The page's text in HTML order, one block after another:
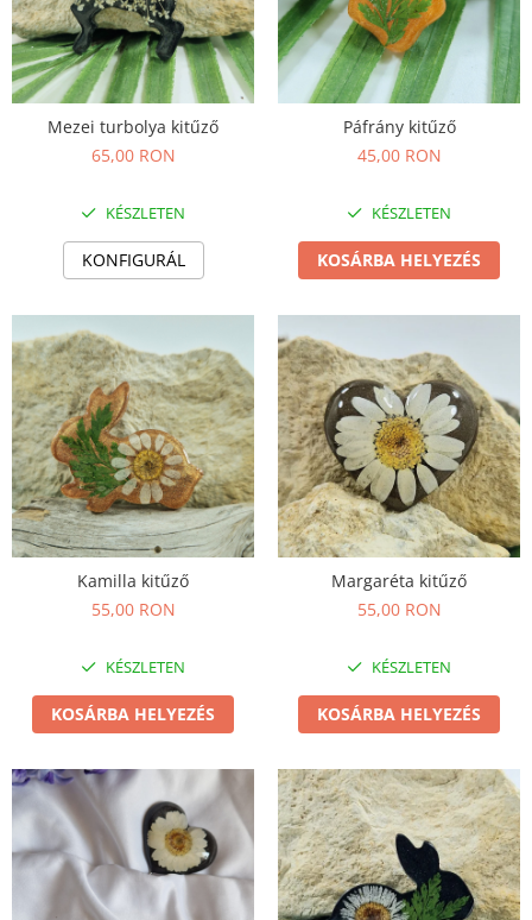
Mezei turbolya kitűző
65,00 RON
KÉSZLETEN
KONFIGURÁL
Páfrány kitűző
45,00 RON
KÉSZLETEN
KOSÁRBA HELYEZÉS
Kamilla kitűző
55,00 RON
KÉSZLETEN
KOSÁRBA HELYEZÉS
Margaréta kitűző
55,00 RON
KÉSZLETEN
KOSÁRBA HELYEZÉS